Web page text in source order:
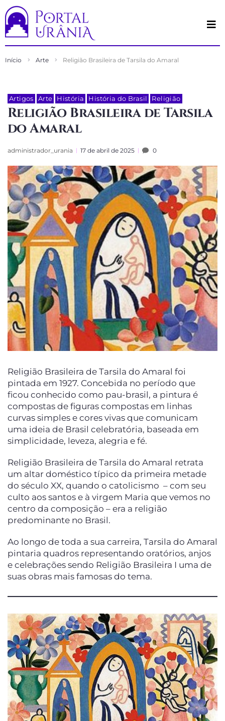
Início Arte Religião Brasileira de Tarsila do Amaral
Artigos Arte História História do Brasil Religião
Religião Brasileira de Tarsila
do Amaral
administrador_urania 17 de abril de 2025 0
Religião Brasileira de Tarsila do Amaral foi
pintada em 1927. Concebida no período que
ficou conhecido como pau-brasil, a pintura é
compostas de figuras compostas em linhas
curvas simples e cores vivas que comunicam
uma ideia de Brasil celebratória, baseada em
simplicidade, leveza, alegria e fé.
Religião Brasileira de Tarsila do Amaral retrata
um altar doméstico típico da primeira metade
do século XX, quando o catolicismo – com seu
culto aos santos e à virgem Maria que vemos no
centro da composição – era a religião
predominante no Brasil.
Ao longo de toda a sua carreira, Tarsila do Amaral
pintaria quadros representando oratórios, anjos
e celebrações sendo Religião Brasileira I uma de
suas obras mais famosas do tema.